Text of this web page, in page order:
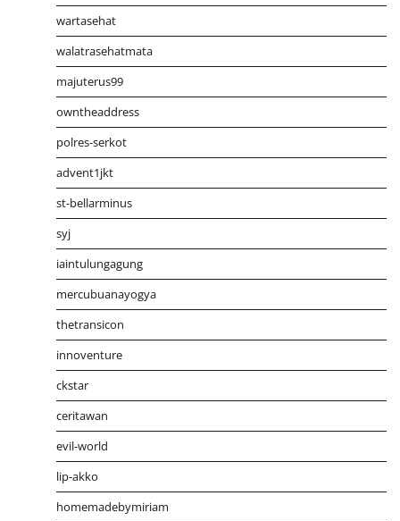
wartasehat
walatrasehatmata
majuterus99
owntheaddress
polres-serkot
advent1jkt
st-bellarminus
syj
iaintulungagung
mercubuanayogya
thetransicon
innoventure
ckstar
ceritawan
evil-world
lip-akko
homemadebymiriam